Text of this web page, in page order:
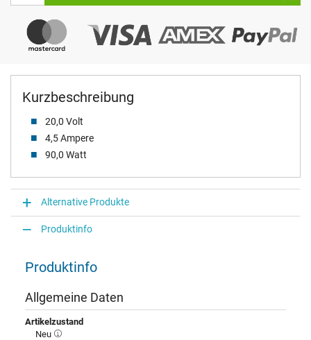
Kurzbeschreibung
20,0 Volt
4,5 Ampere
90,0 Watt
Alternative Produkte
Produktinfo
Produktinfo
Allgemeine Daten
Artikelzustand
Neu